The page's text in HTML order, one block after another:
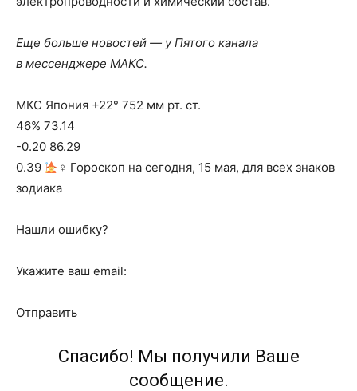
Еще больше новостей — у Пятого канала
в мессенджере МАКС.
МКС Япония +22° 752 мм рт. ст.
46% 73.14
-0.20 86.29
0.39
‍♀ Гороскоп на сегодня, 15 мая, для всех знаков
зодиака
Нашли ошибку?
Укажите ваш email:
Отправить
Спасибо! Мы получили Ваше
сообщение.